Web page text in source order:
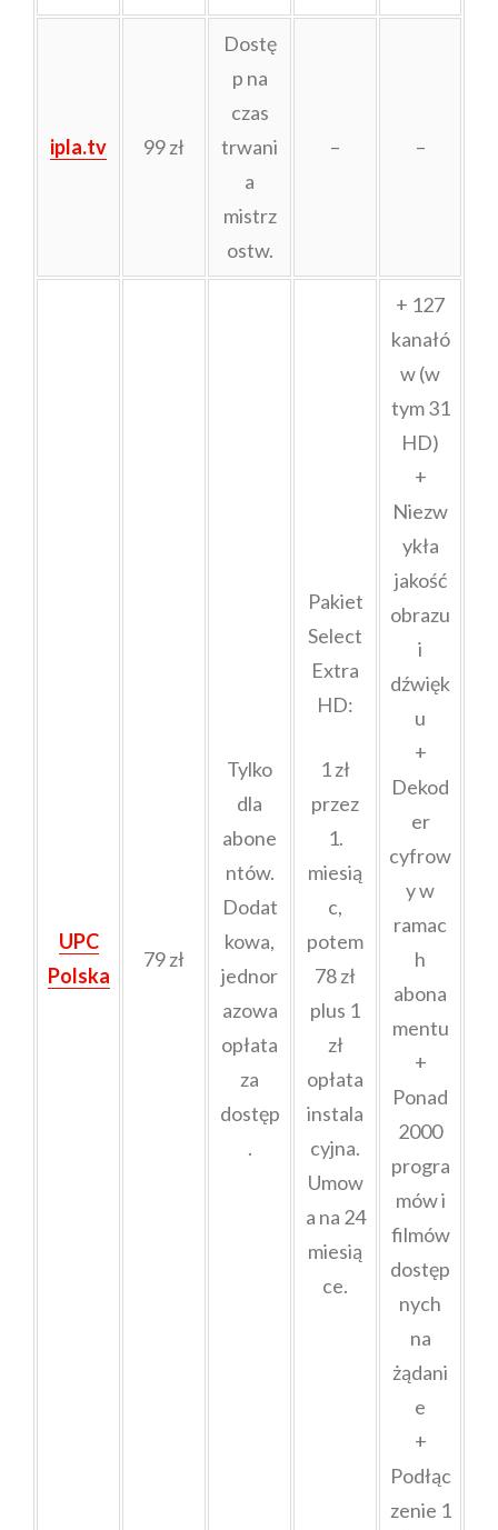
ipla.tv 99 zł
Dostę
p na
czas
trwani
a
mistrz
ostw.
– –
UPC
Polska
79 zł
Tylko
dla
abone
ntów.
Dodat
kowa,
jednor
azowa
opłata
za
dostęp
.
Pakiet
Select
Extra
HD:
1 zł
przez
1.
miesią
c,
potem
78 zł
plus 1
zł
opłata
instala
cyjna.
Umow
a na 24
miesią
ce.
+ 127
kanałó
w (w
tym 31
HD)
+
Niezw
ykła
jakość
obrazu
i
dźwięk
u
+
Dekod
er
cyfrow
y w
ramac
h
abona
mentu
+
Ponad
2000
progra
mów i
filmów
dostęp
nych
na
żądani
e
+
Podłąc
zenie 1